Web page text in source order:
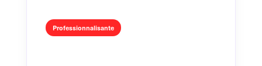
Professionnalisante